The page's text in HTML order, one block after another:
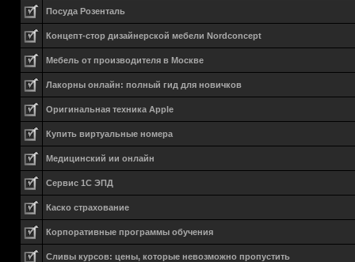
Посуда Розенталь
Концепт-стор дизайнерской мебели Nordconcept
Мебель от производителя в Москве
Лакорны онлайн: полный гид для новичков
Оригинальная техника Apple
Купить виртуальные номера
Медицинский ии онлайн
Сервис 1С ЭПД
Каско страхование
Корпоративные программы обучения
Сливы курсов: цены, которые невозможно пропустить